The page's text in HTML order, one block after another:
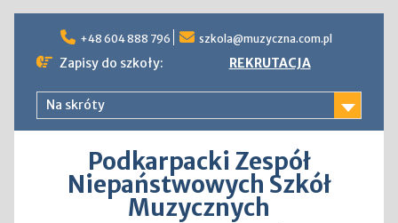
content
+48 604 888 796 szkola@muzyczna.com.pl
Zapisy do szkoły: REKRUTACJA
Na skróty
Podkarpacki Zespół
Niepaństwowych Szkół
Muzycznych